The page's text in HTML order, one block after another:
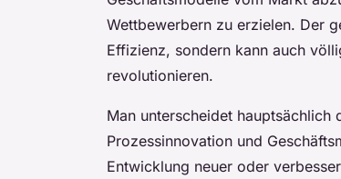
Wettbewerbern zu erzielen. Der
Effizienz, sondern kann auch
revolutionieren.
Man unterscheidet
Prozessinnovation und
Entwicklung neuer oder